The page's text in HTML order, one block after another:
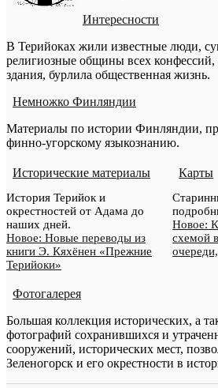
Интересности
В Терийоках жили известные люди,
религиозные общины всех конфессий,
здания, бурлила общественная жизнь.
Немножко Финляндии
Материалы по истории Финляндии,
финно-угорскому языкознанию.
Исторические материалы
История Терийок и
окрестностей от Адама до
наших дней.
Новое: Новые переводы из
книги Э. Кяхёнен «Прежние
Терийоки»
Карты
Новое:
схемой
Фотогалерея
Большая коллекция исторических, а
фотографий сохранившихся и
сооружений, исторических мест,
Зеленогорск и его окрестности в